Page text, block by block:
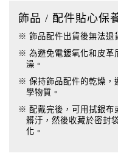
飾品 / 配件貼心保
※ 飾品配件出貨後無法退
※ 為避免電鍍氧化和皮革
澡。
※ 保持飾品配件的乾燥，
學物質。
※ 配戴完後，可用拭銀布
髒汙，然後收藏於密封
化。